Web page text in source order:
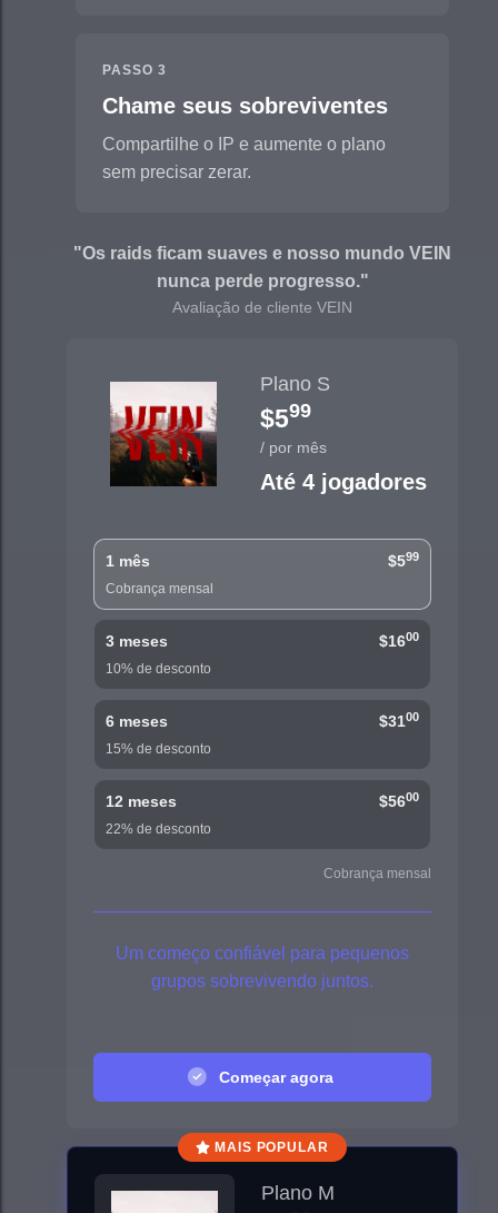
PASSO 3
Chame seus sobreviventes
Compartilhe o IP e aumente o plano
sem precisar zerar.
"Os raids ficam suaves e nosso mundo VEIN
nunca perde progresso."
Avaliação de cliente VEIN
Plano S
$599
/ por mês
Até 4 jogadores
1 mês $599
Cobrança mensal
3 meses $1600
10% de desconto
6 meses $3100
15% de desconto
12 meses $5600
22% de desconto
Cobrança mensal
Um começo confiável para pequenos
grupos sobrevivendo juntos.
Começar agora
MAIS POPULAR
Plano M